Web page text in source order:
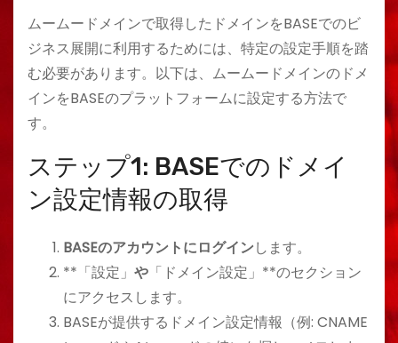
ムームードメインで取得したドメインをBASEでのビ
ジネス展開に利用するためには、特定の設定手順を踏
む必要があります。以下は、ムームードメインのドメ
インをBASEのプラットフォームに設定する方法で
す。
ステップ1: BASEでのドメイ
ン設定情報の取得
BASEのアカウントにログインします。
**「設定」 や 「ドメイン設定」**のセクション
にアクセスします。
BASEが提供するドメイン設定情報（例: CNAME